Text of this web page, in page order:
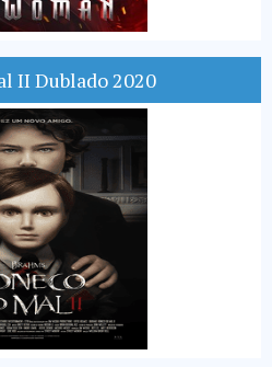
II Dublado 2020